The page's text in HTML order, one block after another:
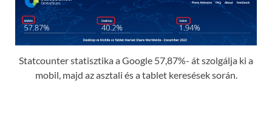
Statcounter statisztika a Google 57,87%- át szolgálja ki a
mobil, majd az asztali és a tablet keresések során.